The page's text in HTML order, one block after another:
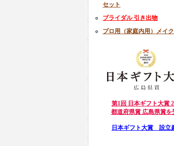
セット
ブライダル 引き出物
プロ用（家庭内用）メイ
第1回 日本ギフト大賞
都道府県賞 広島県賞を
日本ギフト大賞 設立